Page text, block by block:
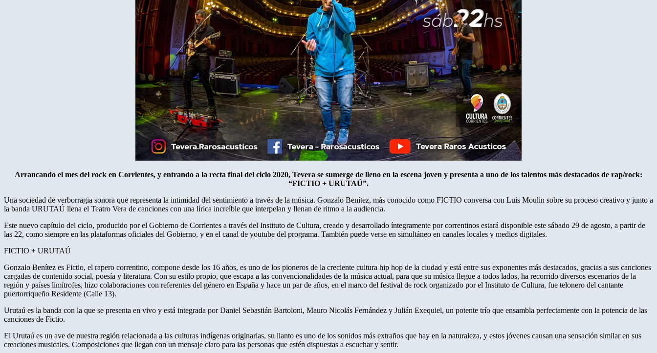
Arrancando el mes del rock en Corrientes, y entrando a la recta final del ciclo 2020, Tevera se sumerge de lleno en la escena joven y presenta a uno de los talentos más destacados de rap/rock:
“FICTIO + URUTAÚ”.
Una sociedad de verborragia sonora que representa la intimidad del sentimiento a través de la música. Gonzalo Benítez, más conocido como FICTIO conversa con Luis Moulin sobre su proceso creativo y junto a
la banda URUTAÚ llena el Teatro Vera de canciones con una lírica increíble que interpelan y llenan de ritmo a la audiencia.
Este nuevo capítulo del ciclo, producido por el Gobierno de Corrientes a través del Instituto de Cultura, creado y desarrollado íntegramente por correntinos estará disponible este sábado 29 de agosto, a partir de
las 22, como siempre en las plataformas oficiales del Gobierno, y en el canal de youtube del programa. También puede verse en simultáneo en canales locales y medios digitales.
FICTIO + URUTAÚ
Gonzalo Benítez es Fictio, el rapero correntino, compone desde los 16 años, es uno de los pioneros de la creciente cultura hip hop de la ciudad y está entre sus exponentes más destacados, gracias a sus canciones
cargadas de contenido social, poesía y literatura. Con su estilo propio, que escapa a las convencionalidades de la música actual, para que su música llegue a todos lados, ha recorrido diversos escenarios de la
región y países limítrofes, hizo colaboraciones con referentes del género en España y hace un par de años, en el marco del festival de rock organizado por el Instituto de Cultura, fue telonero del cantante
puertorriqueño Residente (Calle 13).
Urutaú es la banda con la que se presenta en vivo y está integrada por Daniel Sebastián Bartoloni, Mauro Nicolás Fernández y Julián Exequiel, un potente trío que ensambla perfectamente con la potencia de las
canciones de Fictio.
El Urutaú es un ave de nuestra región relacionada a las culturas indígenas originarias, su llanto es uno de los sonidos más extraños que hay en la naturaleza, y estos jóvenes causan una sensación similar en sus
creaciones musicales. Composiciones que llegan con un mensaje claro para las personas que estén dispuestas a escuchar y sentir.